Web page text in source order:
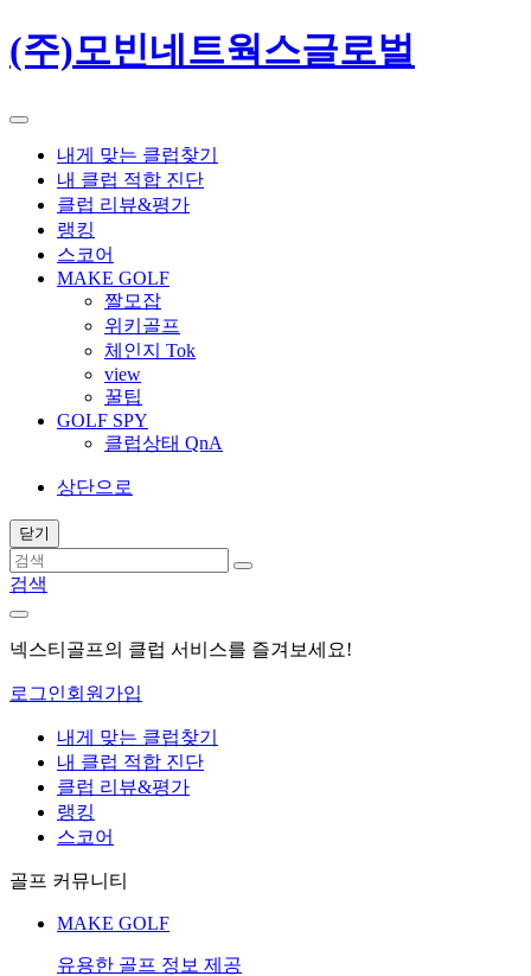
(주)모빈네트웍스글로벌
내게 맞는 클럽찾기
내 클럽 적합 진단
클럽 리뷰&평가
랭킹
스코어
MAKE GOLF
짤모잡
위키골프
체인지 Tok
view
꿀팁
GOLF SPY
클럽상태 QnA
상단으로
닫기
검색
넥스티골프의 클럽 서비스를 즐겨보세요!
로그인회원가입
내게 맞는 클럽찾기
내 클럽 적합 진단
클럽 리뷰&평가
랭킹
스코어
골프 커뮤니티
MAKE GOLF
유용한 골프 정보 제공